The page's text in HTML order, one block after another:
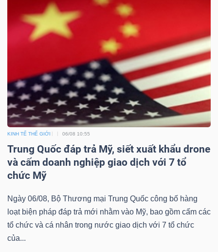
KINH TẾ THẾ GIỚI 06/08 10:55
Trung Quốc đáp trả Mỹ, siết xuất khẩu drone
và cấm doanh nghiệp giao dịch với 7 tổ
chức Mỹ
Ngày 06/08, Bộ Thương mại Trung Quốc công bố hàng
loạt biện pháp đáp trả mới nhằm vào Mỹ, bao gồm cấm các
tổ chức và cá nhân trong nước giao dịch với 7 tổ chức
của...
Sách
tài
chính
Công
cụ
đầu